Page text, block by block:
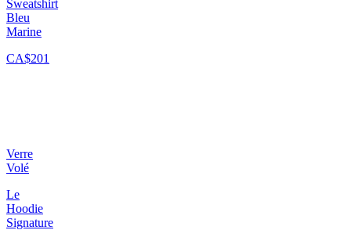
Sweatshirt
Bleu
Marine
CA$201
Verre
Volé
Le
Hoodie
Signature